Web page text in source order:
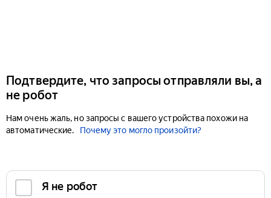
Подтвердите, что запросы отправляли вы, а
не робот
Нам очень жаль, но запросы с вашего устройства похожи на
автоматические.
Почему это могло произойти?